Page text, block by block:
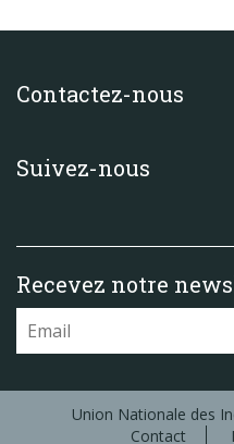
Contactez-nous
Suivez-nous
Recevez notre
Union Nationale des
Contact